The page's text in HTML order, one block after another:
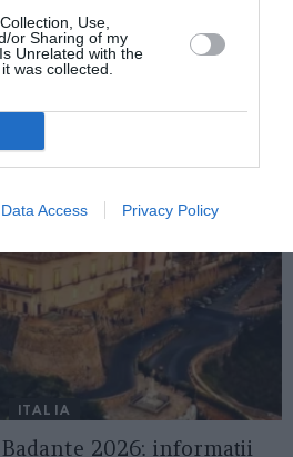
Use,
or Sharing of my
Unrelated with the
was collected.
Data Access Privacy Policy
DORI DE
ITALIA
2026: informații